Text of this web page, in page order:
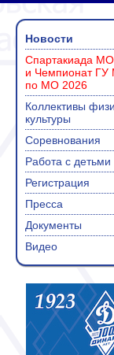
Новости
Спартакиада
и Чемпионат ГУ
по МО 2026
Коллективы
культуры
Соревнования
Работа с детьми
Регистрация
Пресса
Документы
Видео